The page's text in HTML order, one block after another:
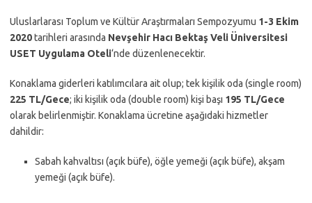
Uluslarlarası Toplum ve Kültür Araştırmaları Sempozyumu 1-3 Ekim
2020tarihleri arasında Nevşehir Hacı Bektaş Veli Üniversitesi
USET Uygulama Oteli‘nde düzenlenecektir.
Konaklama giderleri katılımcılara ait olup; tek kişilik oda (single room)
225 TL/Gece; iki kişilik oda (double room) kişi başı 195 TL/Gece
olarak belirlenmiştir. Konaklama ücretine aşağıdaki hizmetler
dahildir:
Sabah kahvaltısı (açık büfe), öğle yemeği (açık büfe), akşam
yemeği (açık büfe).